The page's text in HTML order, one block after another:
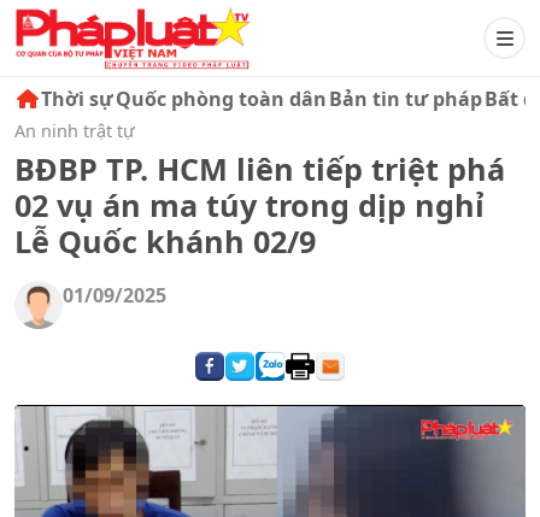
Thời sựQuốc phòng toàn dânBản tin tư phápBất
An ninh trật tự
BĐBP TP. HCM liên tiếp triệt phá
02 vụ án ma túy trong dịp nghỉ
Lễ Quốc khánh 02/9
01/09/2025